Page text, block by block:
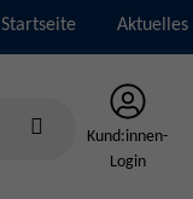
Startseite Aktuelles
Kund:innen-
Login